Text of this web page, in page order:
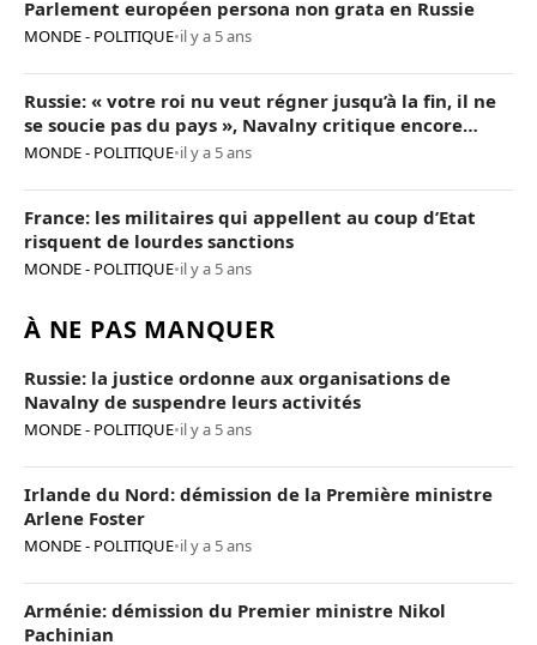
Parlement européen persona non grata en Russie
MONDE - POLITIQUE•il y a 5 ans
Russie: « votre roi nu veut régner jusqu’à la fin, il ne
se soucie pas du pays », Navalny critique encore
Poutine
MONDE - POLITIQUE•il y a 5 ans
France: les militaires qui appellent au coup d’Etat
risquent de lourdes sanctions
MONDE - POLITIQUE•il y a 5 ans
À NE PAS MANQUER
Russie: la justice ordonne aux organisations de
Navalny de suspendre leurs activités
MONDE - POLITIQUE•il y a 5 ans
Irlande du Nord: démission de la Première ministre
Arlene Foster
MONDE - POLITIQUE•il y a 5 ans
Arménie: démission du Premier ministre Nikol
Pachinian